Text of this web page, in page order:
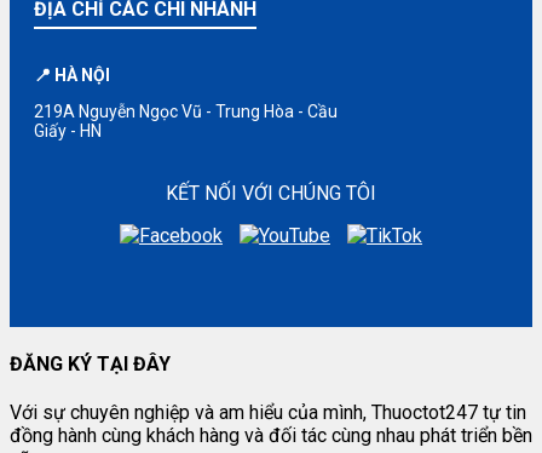
ĐỊA CHỈ CÁC CHI NHÁNH
📍 HÀ NỘI
219A Nguyễn Ngọc Vũ - Trung Hòa - Cầu
Giấy - HN
KẾT NỐI VỚI CHÚNG TÔI
ĐĂNG KÝ TẠI ĐÂY
Với sự chuyên nghiệp và am hiểu của mình, Thuoctot247 tự tin
đồng hành cùng khách hàng và đối tác cùng nhau phát triển bền